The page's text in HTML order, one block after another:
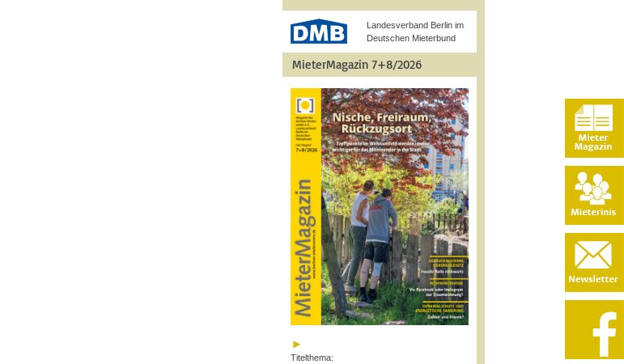
Landesverband Berlin im
Deutschen Mieterbund
MieterMagazin 7+8/2026
Titelthema: